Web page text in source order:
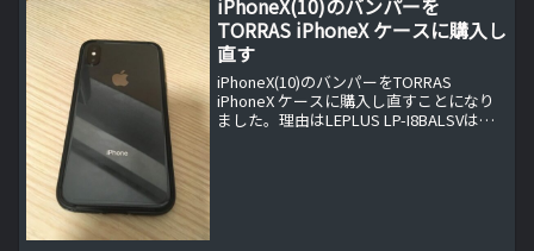
TORRAS iPhoneX ケースに購入し
直す
iPhoneX(10)のバンパーをTORRAS
iPhoneX ケースに購入し直すことになり
ました。理由はLEPLUS LP-I8BALSVは非